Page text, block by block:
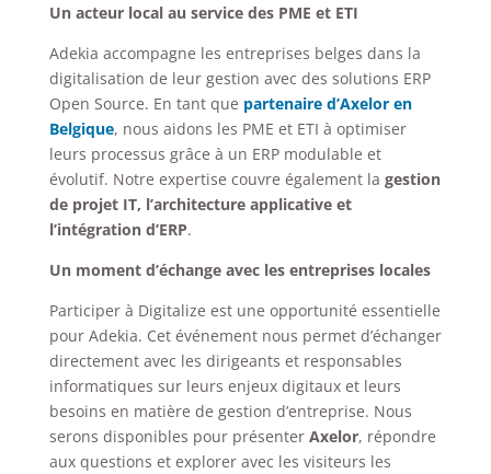
Un acteur local au service des PME et ETI
Adekia accompagne les entreprises belges dans la
digitalisation de leur gestion avec des solutions ERP
Open Source. En tant que partenaire d’Axelor en
Belgique, nous aidons les PME et ETI à optimiser
leurs processus grâce à un ERP modulable et
évolutif. Notre expertise couvre également la gestion
de projet IT, l’architecture applicative et
l’intégration d’ERP.
Un moment d’échange avec les entreprises locales
Participer à Digitalize est une opportunité essentielle
pour Adekia. Cet événement nous permet d’échanger
directement avec les dirigeants et responsables
informatiques sur leurs enjeux digitaux et leurs
besoins en matière de gestion d’entreprise. Nous
serons disponibles pour présenter Axelor, répondre
aux questions et explorer avec les visiteurs les